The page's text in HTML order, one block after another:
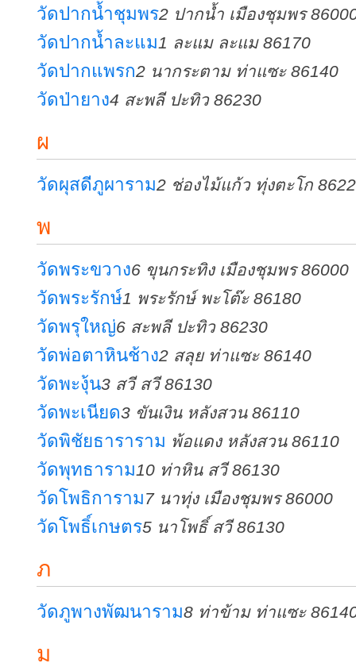
วัดปากน้ำชุมพร2 ปากน้ำ เมืองชุมพร
วัดปากน้ำละแม1 ละแม ละแม 86170
วัดปากแพรก2 นากระตาม ท่าแซะ 86140
วัดป่ายาง4 สะพลี ปะทิว 86230
ผ
วัดผุสดีภูผาราม2 ช่องไม้แก้ว ทุ่งตะโก
พ
วัดพระขวาง6 ขุนกระทิง เมืองชุมพร 86000
วัดพระรักษ์1 พระรักษ์ พะโต๊ะ 86180
วัดพรุใหญ่6 สะพลี ปะทิว 86230
วัดพ่อตาหินช้าง2 สลุย ท่าแซะ 86140
วัดพะงุ้น3 สวี สวี 86130
วัดพะเนียด3 ขันเงิน หลังสวน 86110
วัดพิชัยธาราราม พ้อแดง หลังสวน 86110
วัดพุทธาราม10 ท่าหิน สวี 86130
วัดโพธิการาม7 นาทุ่ง เมืองชุมพร 86000
วัดโพธิ์เกษตร5 นาโพธิ์ สวี 86130
ภ
วัดภูพางพัฒนาราม8 ท่าข้าม ท่าแซะ
ม